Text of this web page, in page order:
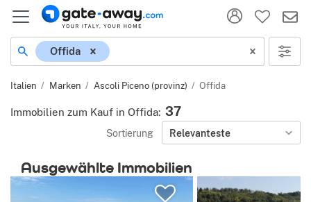
Ort
Offida
Italien Marken Ascoli Piceno (provinz) Offida
Immobilien zum Kauf in Offida: 37
Sortierung Relevanteste
Ausgewählte Immobilien